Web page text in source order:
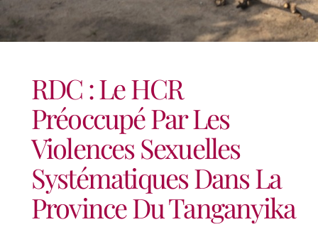
RDC : Le HCR
Préoccupé Par Les
Violences Sexuelles
Systématiques Dans La
Province Du Tanganyika